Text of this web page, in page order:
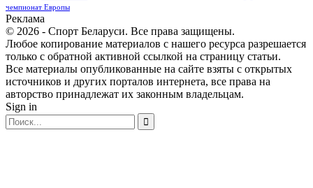
чемпионат Европы
Реклама
© 2026 - Спорт Беларуси. Все права защищены.
Любое копирование материалов с нашего ресурса разрешается
только с обратной активной ссылкой на страницу статьи.
Все материалы опубликованные на сайте взяты с открытых
источников и других порталов интернета, все права на
авторство принадлежат их законным владельцам.
Sign in